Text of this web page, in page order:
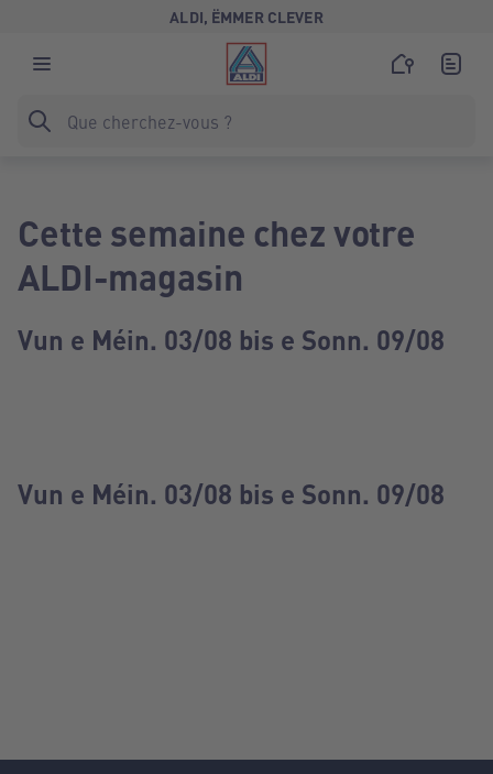
ALDI, ËMMER CLEVER
Cette semaine chez votre
ALDI-magasin
Vun e Méin. 03/08 bis e Sonn. 09/08
Vun e Méin. 03/08 bis e Sonn. 09/08